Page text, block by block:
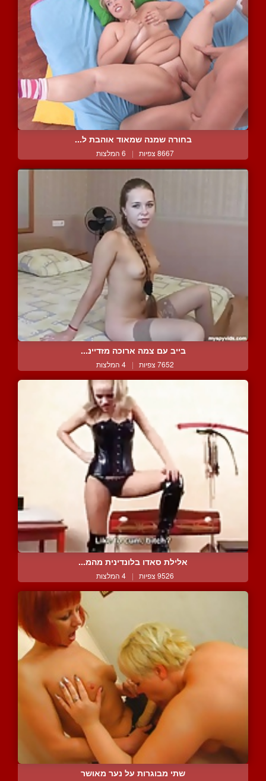
בחורה שמנה שמאוד אוהבת ל...
8667 צפיות | 6 המלצות
בייב עם צמה ארוכה מזדיינ...
7652 צפיות | 4 המלצות
אלילת סאדו בלונדינית מהמ...
9526 צפיות | 4 המלצות
שתי מבוגרות על נער מאושר